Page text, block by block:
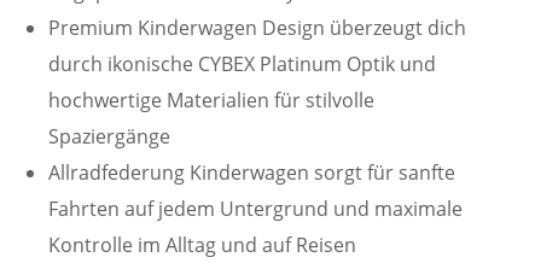
Premium Kinderwagen Design überzeugt dich
durch ikonische CYBEX Platinum Optik und
hochwertige Materialien für stilvolle
Spaziergänge
Allradfederung Kinderwagen sorgt für sanfte
Fahrten auf jedem Untergrund und maximale
Kontrolle im Alltag und auf Reisen